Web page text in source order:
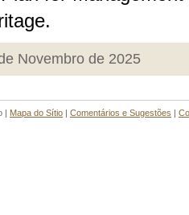
Novembro de 2025
| Mapa do Sítio | Comentários e Sugestões |